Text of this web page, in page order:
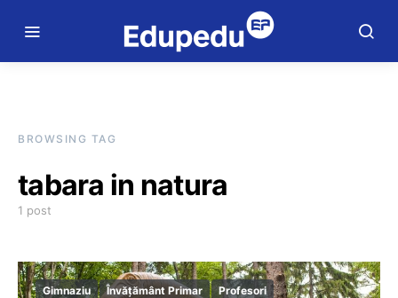
BROWSING TAG
tabara in natura
1 post
Gimnaziu Învățământ Primar Profesori